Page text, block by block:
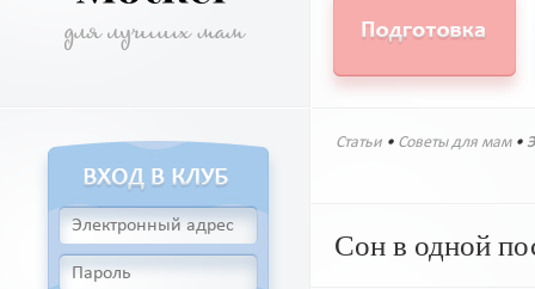
Статьи • Советы для мам•
Сон в одной